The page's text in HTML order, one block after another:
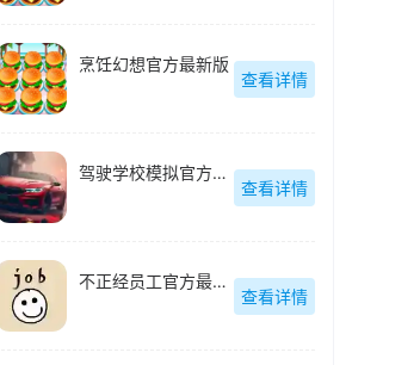
烹饪幻想官方最新版
查看详情
驾驶学校模拟官方最新版
查看详情
不正经员工官方最新版
查看详情